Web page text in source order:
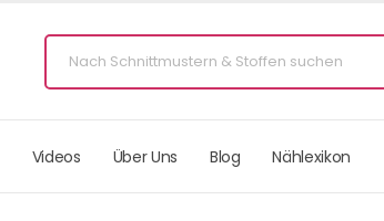
Videos Über Uns Blog Nählexikon